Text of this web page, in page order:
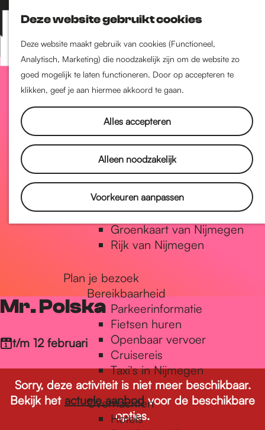
Deze website gebruikt cookies
Deze website maakt gebruik van cookies (Functioneel,
Analytisch, Marketing) die noodzakelijk zijn om de website zo
goed mogelijk te laten functioneren. Door op accepteren te
klikken, geef je aan hiermee akkoord te gaan.
Alles accepteren
Alleen noodzakelijk
Voorkeuren aanpassen
Z
o
e
k
e
K
a
a
r
t
M
e
n
Nijmegen-Nieuw-West
Nijmegen-Oud-West
Dukenburg
Lindenholt
Historie
De oudste stad van
Nederland
Historische tijdlijn
Romeinse Limes
Vrede van Nijmegen Penning
Natuur in Nijmegen
Groenkaart van Nijmegen
Rijk van Nijmegen
Plan je bezoek
Bereikbaarheid
Parkeerinformatie
Fietsen huren
Openbaar vervoer
Cruisereis
Taxi's in Nijmegen
Overnachten
Hotels
Mr. Polska
t/m 12 februari
Sorry, deze activiteit is niet meer beschikbaar.
Bekijk het actuele aanbodvoor de beschikbare
opties.